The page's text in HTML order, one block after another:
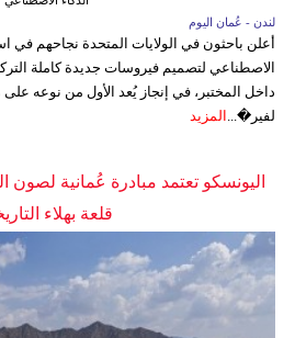
لندن - عُمان اليوم
أعلن باحثون في الولايات المتحدة نجاحهم في
الاصطناعي لتصميم فيروسات جديدة كاملة
داخل المختبر، في إنجاز يُعد الأول من نوعه
لفير�...
المزيد
اليونسكو تعتمد مبادرة عُمانية لصون
قلعة بهلاء